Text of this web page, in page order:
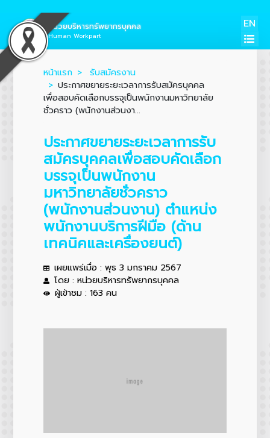
หน่วยบริหารทรัพยากรบุคคล
Human Workpart
EN
หน้าแรก
รับสมัครงาน
ประกาศขยายระยะเวลาการรับสมัครบุคคล
เพื่อสอบคัดเลือกบรรจุเป็นพนักงานมหาวิทยาลัย
ชั่วคราว (พนักงานส่วนงา...
ประกาศขยายระยะเวลาการรับ
สมัครบุคคลเพื่อสอบคัดเลือก
บรรจุเป็นพนักงาน
มหาวิทยาลัยชั่วคราว
(พนักงานส่วนงาน) ตำแหน่ง
พนักงานบริการฝีมือ (ด้าน
เทคนิคและเครื่องยนต์)
เผยแพร่เมื่อ : พุธ 3 มกราคม 2567
โดย : หน่วยบริหารทรัพยากรบุคคล
ผู้เข้าชม : 163 คน